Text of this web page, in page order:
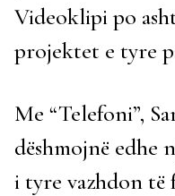
Videoklipi po
projektet e tyre
Me “Telefoni”,
dëshmojnë edhe
i tyre vazhdon të